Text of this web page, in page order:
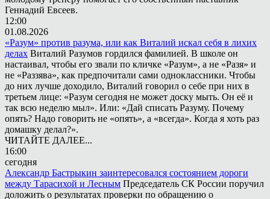
Геннадий Евсеев.
12:00
01.08.2026
«Разум» против разума, или как Виталий искал себя в лихих
делах Виталий Разумов гордился фамилией. В школе он
настаивал, чтобы его звали по кличке «Разум», а не «Разя» и
не «Раззява», как предпочитали сами одноклассники. Чтобы
до них лучше доходило, Виталий говорил о себе при них в
третьем лице: «Разум сегодня не может доску мыть. Он её и
так всю неделю мыл». Или: «Дай списать Разуму. Почему
опять? Надо говорить не «опять», а «всегда». Когда я хоть раз
домашку делал?».
ЧИТАЙТЕ ДАЛЕЕ...
16:00
сегодня
Александр Бастрыкин заинтересовался состоянием дороги
между Тарасихой и Лесным Председатель СК России поручил
доложить о результатах проверки по обращению о